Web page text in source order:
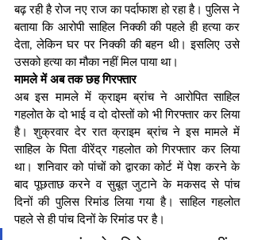
बढ़ रही है रोज नए राज का पर्दाफाश हो रहा है। पुलिस ने
बताया कि आरोपी साहिल निक्की की पहले ही हत्या कर
देता, लेकिन घर पर निक्की की बहन थी। इसलिए उसे
उसको हत्या का मौका नहीं मिल पाया था।
मामले में अब तक छह गिरफ्तार
अब इस मामले में क्राइम ब्रांच ने आरोपित साहिल
गहलोत के दो भाई व दो दोस्तों को भी गिरफ्तार कर लिया
है। शुक्रवार देर रात क्राइम ब्रांच ने इस मामले में
साहिल के पिता वीरेंद्र गहलोत को गिरफ्तार कर लिया
था। शनिवार को पांचों को द्वारका कोर्ट में पेश करने के
बाद पूछताछ करने व सुबूत जुटाने के मकसद से पांच
दिनों की पुलिस रिमांड लिया गया है। साहिल गहलोत
पहले से ही पांच दिनों के रिमांड पर है।